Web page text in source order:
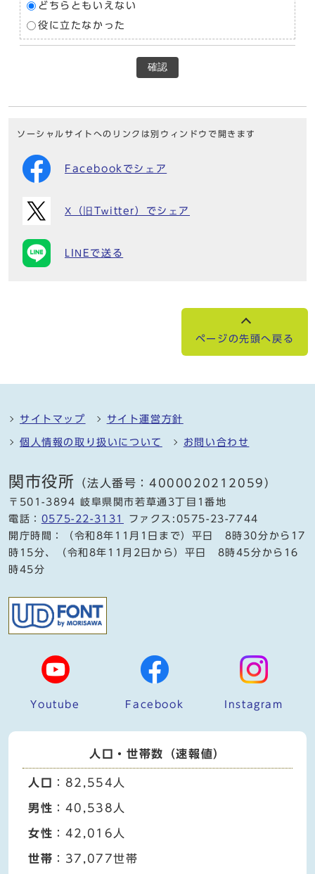
どちらともいえない
役に立たなかった
確認
ソーシャルサイトへのリンクは別ウィンドウで開きます
Facebookでシェア
X（旧Twitter）でシェア
LINEで送る
ページの先頭へ戻る
サイトマップ サイト運営方針
個人情報の取り扱いについて お問い合わせ
関市役所 （法人番号：4000020212059）
〒501-3894 岐阜県関市若草通3丁目1番地
電話： 0575-22-3131
ファクス:0575-23-7744
開庁時間：（令和8年11月1日まで）平日 8時30分から17
時15分、（令和8年11月2日から）平日 8時45分から16
時45分
Youtube Facebook Instagram
人口・世帯数（速報値）
人口 ：82,554人
男性 ：40,538人
女性 ：42,016人
世帯 ：37,077世帯